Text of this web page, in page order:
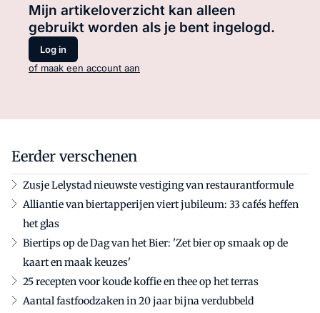
Mijn artikeloverzicht kan alleen
gebruikt worden als je bent ingelogd.
Log in
of maak een account aan
Eerder verschenen
Zusje Lelystad nieuwste vestiging van restaurantformule
Alliantie van biertapperijen viert jubileum: 33 cafés heffen
het glas
Biertips op de Dag van het Bier: 'Zet bier op smaak op de
kaart en maak keuzes'
25 recepten voor koude koffie en thee op het terras
Aantal fastfoodzaken in 20 jaar bijna verdubbeld